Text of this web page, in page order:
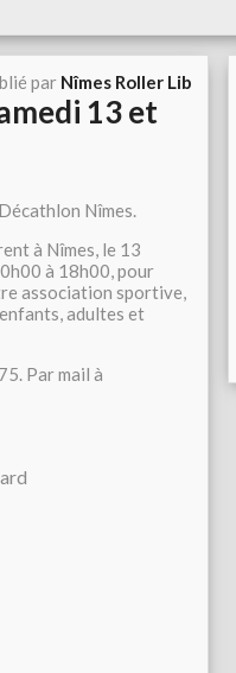
par Nîmes Roller Lib
13 et
Nîmes.
à Nîmes, le 13
à 18h00, pour
association sportive,
adultes et
Par mail à